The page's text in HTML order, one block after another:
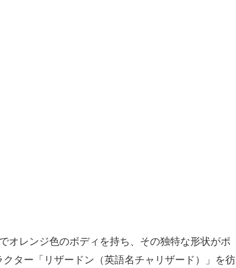
オレンジ色のボディを持ち、その独特な形状がポ
ター「リザードン（英語名チャリザード）」を彷